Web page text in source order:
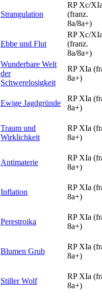
Strangulation
RP Xc/
(franz.
8a/8a+)
Ebbe und Flut
RP Xc/
(franz.
8a/8a+)
Wunderbare Welt
der
Schwerelosigkeit
RP XIa
8a+)
Ewige Jagdgründe
RP XIa
8a+)
Traum und
Wirklichkeit
RP XIa
8a+)
Antimaterie
RP XIa
8a+)
Inflation
RP XIa
8a+)
Perestroika
RP XIa
8a+)
Blumen Grub
RP XIa
8a+)
Stiller Wolf
RP XIa
8a+)